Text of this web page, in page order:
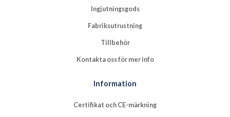
Ingjutningsgods
Fabriksutrustning
Tillbehör
Kontakta oss för mer info
Information
Certifikat och CE-märkning